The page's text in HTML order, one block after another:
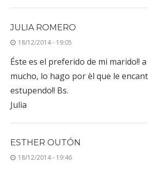
JULIA ROMERO
18/12/2014 - 19:05
Éste es el preferido de mi marido!!
mucho, lo hago por èl que le
estupendo!! Bs.
Julia
ESTHER OUTÓN
18/12/2014 - 19:46